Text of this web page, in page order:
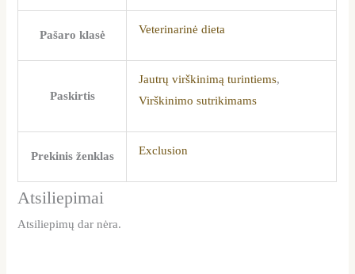
Pašaro klasė Veterinarinė dieta
Paskirtis
Jautrų virškinimą turintiems,
Virškinimo sutrikimams
Prekinis ženklas Exclusion
Atsiliepimai
Atsiliepimų dar nėra.